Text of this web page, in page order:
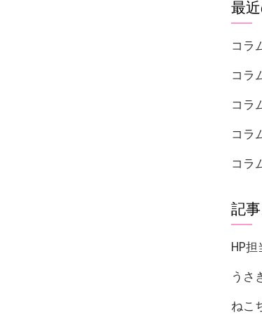
最
コラ
コラ
コラ
コラ
コラ
記
HP
うさ
ねこ